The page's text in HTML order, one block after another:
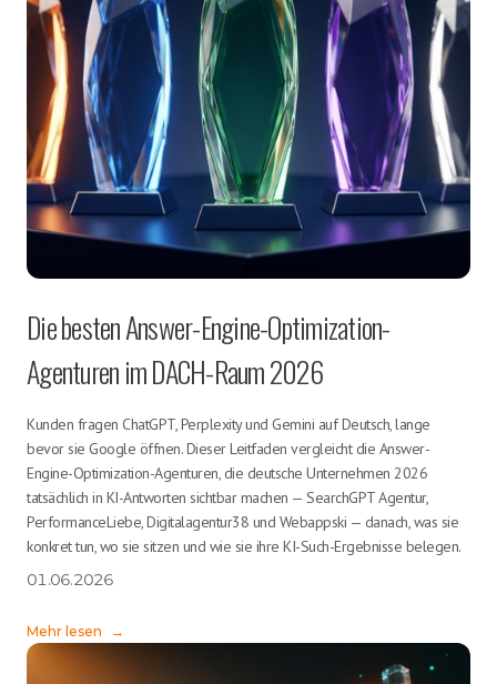
Die besten Answer-Engine-Optimization-
Agenturen im DACH-Raum 2026
Kunden fragen ChatGPT, Perplexity und Gemini auf Deutsch, lange
bevor sie Google öffnen. Dieser Leitfaden vergleicht die Answer-
Engine-Optimization-Agenturen, die deutsche Unternehmen 2026
tatsächlich in KI-Antworten sichtbar machen — SearchGPT Agentur,
PerformanceLiebe, Digitalagentur38 und Webappski — danach, was sie
konkret tun, wo sie sitzen und wie sie ihre KI-Such-Ergebnisse belegen.
01.06.2026
Mehr lesen →